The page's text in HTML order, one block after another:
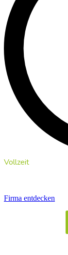
Vollzeit
Firma entdecken